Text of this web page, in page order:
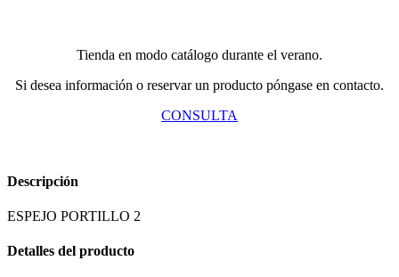
Tienda en modo catálogo durante el verano.
Si desea información o reservar un producto póngase en contacto.
CONSULTA
Descripción
ESPEJO PORTILLO 2
Detalles del producto